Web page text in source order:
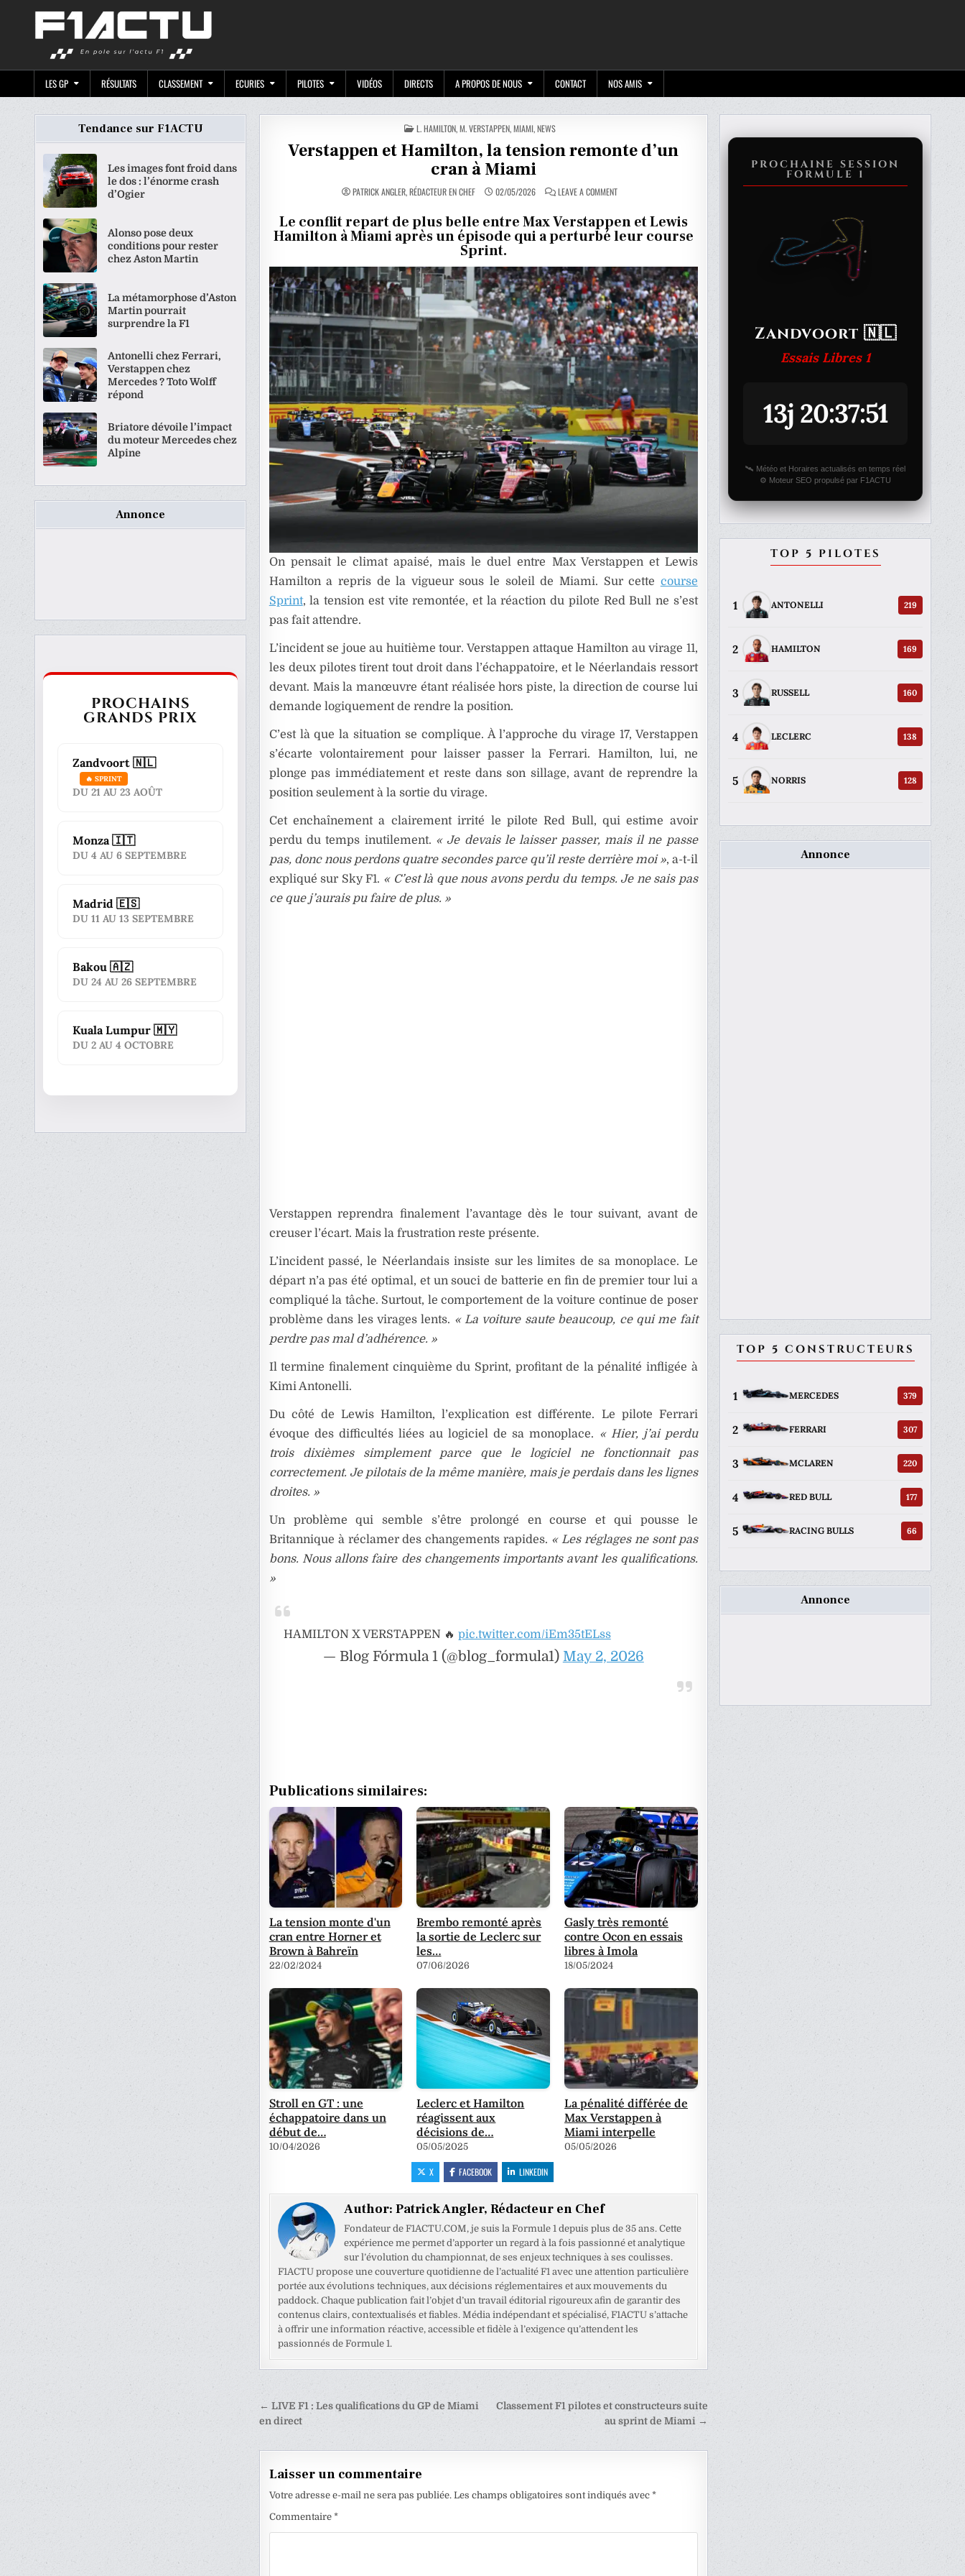
LES GP RÉSULTATS CLASSEMENT ECURIES PILOTES VIDÉOS DIRECTS A PROPOS DE NOUS CONTACT NOS AMIS
POSTED
IN
L. HAMILTON,M. VERSTAPPEN,MIAMI,NEWS
Verstappen et Hamilton, la tension remonte d’un
cran à Miami
PATRICK ANGLER, RÉDACTEUR EN CHEF 02/05/2026 LEAVE A COMMENTON
HAMILTON,
LA
TENSION
REMONTE
À
MIAMI
Le conflit repart de plus belle entre Max Verstappen et Lewis
Hamilton à Miami après un épisode qui a perturbé leur course
Sprint.
On pensait le climat apaisé, mais le duel entre Max Verstappen et Lewis
Hamilton a repris de la vigueur sous le soleil de Miami. Sur cette course
Sprint, la tension est vite remontée, et la réaction du pilote Red Bull ne s’est
pas fait attendre.
L’incident se joue au huitième tour. Verstappen attaque Hamilton au virage 11,
les deux pilotes tirent tout droit dans l’échappatoire, et le Néerlandais ressort
devant. Mais la manœuvre étant réalisée hors piste, la direction de course lui
demande logiquement de rendre la position.
C’est là que la situation se complique. À l’approche du virage 17, Verstappen
s’écarte volontairement pour laisser passer la Ferrari. Hamilton, lui, ne
plonge pas immédiatement et reste dans son sillage, avant de reprendre la
position seulement à la sortie du virage.
Cet enchaînement a clairement irrité le pilote Red Bull, qui estime avoir
perdu du temps inutilement. « Je devais le laisser passer, mais il ne passe
pas, donc nous perdons quatre secondes parce qu’il reste derrière moi », a-t-il
expliqué sur Sky F1. « C’est là que nous avons perdu du temps. Je ne sais pas
ce que j’aurais pu faire de plus. »
Verstappen reprendra finalement l’avantage dès le tour suivant, avant de
creuser l’écart. Mais la frustration reste présente.
L’incident passé, le Néerlandais insiste sur les limites de sa monoplace. Le
départ n’a pas été optimal, et un souci de batterie en fin de premier tour lui a
compliqué la tâche. Surtout, le comportement de la voiture continue de poser
problème dans les virages lents. « La voiture saute beaucoup, ce qui me fait
perdre pas mal d’adhérence. »
Il termine finalement cinquième du Sprint, profitant de la pénalité infligée à
Kimi Antonelli.
Du côté de Lewis Hamilton, l’explication est différente. Le pilote Ferrari
évoque des difficultés liées au logiciel de sa monoplace. « Hier, j’ai perdu
trois dixièmes simplement parce que le logiciel ne fonctionnait pas
correctement. Je pilotais de la même manière, mais je perdais dans les lignes
droites. »
Un problème qui semble s’être prolongé en course et qui pousse le
Britannique à réclamer des changements rapides. « Les réglages ne sont pas
bons. Nous allons faire des changements importants avant les qualifications.
»
HAMILTON X VERSTAPPEN 🔥 pic.twitter.com/iEm35tELss
— Blog Fórmula 1 (@blog_formula1) May 2, 2026
Publications similaires:
La tension monte d'un
cran entre Horner et
Brown à Bahreïn
22/02/2024
Brembo remonté après
la sortie de Leclerc sur
les…
07/06/2026
Gasly très remonté
contre Ocon en essais
libres à Imola
18/05/2024
Stroll en GT : une
échappatoire dans un
début de…
10/04/2026
Leclerc et Hamilton
réagissent aux
décisions de…
05/05/2025
La pénalité différée de
Max Verstappen à
Miami interpelle
05/05/2026
X FACEBOOK LINKEDIN
Author: Patrick Angler, Rédacteur en Chef
Fondateur de F1ACTU.COM, je suis la Formule 1 depuis plus de 35 ans. Cette
expérience me permet d’apporter un regard à la fois passionné et analytique
sur l’évolution du championnat, de ses enjeux techniques à ses coulisses.
F1ACTU propose une couverture quotidienne de l’actualité F1 avec une attention particulière
portée aux évolutions techniques, aux décisions réglementaires et aux mouvements du
paddock. Chaque publication fait l’objet d’un travail éditorial rigoureux afin de garantir des
contenus clairs, contextualisés et fiables. Média indépendant et spécialisé, F1ACTU s’attache
à offrir une information réactive, accessible et fidèle à l’exigence qu’attendent les
passionnés de Formule 1.
Navigation
de
l’article
Classement F1 pilotes et constructeurs suite
au sprint de Miami →
← LIVE F1 : Les qualifications du GP de Miami
en direct
Laisser un commentaire
Votre adresse e-mail ne sera pas publiée. Les champs obligatoires sont indiqués avec *
Commentaire *
Tendance sur F1ACTU
Les images font froid dans
le dos : l’énorme crash
d’Ogier
Alonso pose deux
conditions pour rester
chez Aston Martin
La métamorphose d’Aston
Martin pourrait
surprendre la F1
Antonelli chez Ferrari,
Verstappen chez
Mercedes ? Toto Wolff
répond
Briatore dévoile l’impact
du moteur Mercedes chez
Alpine
Annonce
PROCHAINS
GRANDS PRIX
Zandvoort 🇳🇱
🔥 SPRINT
DU 21 AU 23 AOÛT
Monza 🇮🇹
DU 4 AU 6 SEPTEMBRE
Madrid 🇪🇸
DU 11 AU 13 SEPTEMBRE
Bakou 🇦🇿
DU 24 AU 26 SEPTEMBRE
Kuala Lumpur 🇲🇾
DU 2 AU 4 OCTOBRE
PROCHAINE SESSION
FORMULE 1
Zandvoort 🇳🇱
Essais Libres 1
13j 20:37:51
🛰️ Météo et Horaires actualisés en temps réel
⚙️ Moteur SEO propulsé par F1ACTU
TOP 5 PILOTES
1 ANTONELLI 219
2 HAMILTON 169
3 RUSSELL 160
4 LECLERC 138
5 NORRIS 128
Annonce
TOP 5 CONSTRUCTEURS
1 MERCEDES 379
2 FERRARI 307
3 MCLAREN 220
4 RED BULL 177
5 RACING BULLS 66
Annonce